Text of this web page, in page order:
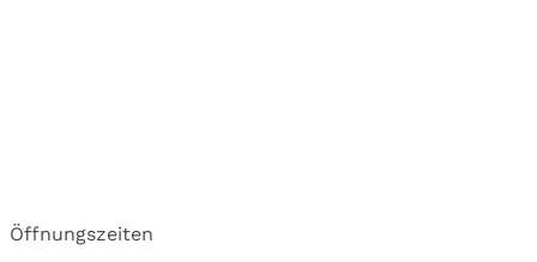
Öffnungszeiten